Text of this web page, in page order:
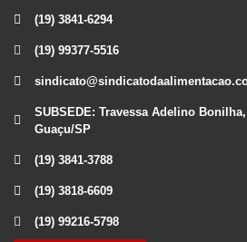
(19) 3841-6294
(19) 99377-5516
SUBSEDE: Travessa Adelino
Guaçu/SP
(19) 3841-3788
(19) 3818-6609
(19) 99216-5798